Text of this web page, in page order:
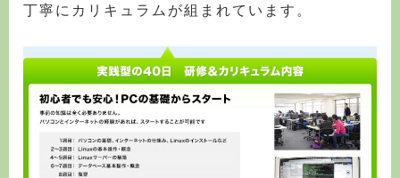
丁寧にカリキュラムが組まれています。